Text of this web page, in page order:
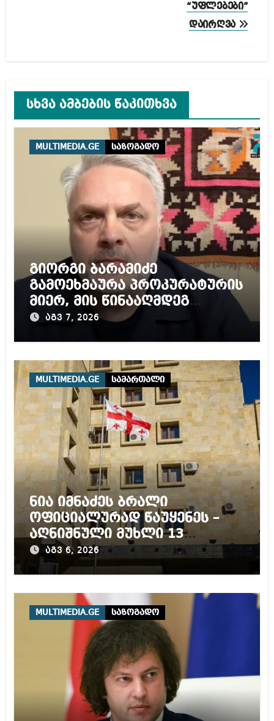
“უფლებები”
დაირღვა
სხვა ამბების წაკითხვა
MULTIMEDIA.GE საზოგადო
გიორგი ბარამიძე
გამოეხმაურა პროკურატურის
მიერ, მის წინააღმდეგ
დაწყებულ გამოძიებას
აგვ 7, 2026
MULTIMEDIA.GE სამართალი
ნია იმნაძეს ბრალი
ოფიციალურად წაუყენეს –
აღნიშნული მუხლი 13
წლამდე პატიმრობას
ითვალისწინებს
აგვ 6, 2026
MULTIMEDIA.GE საზოგადო